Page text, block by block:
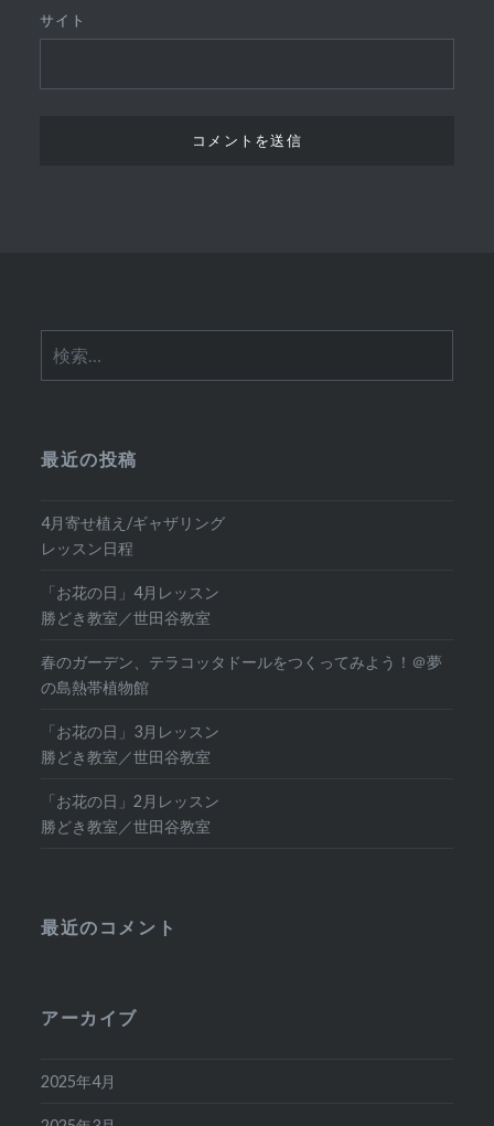
サイト
索:
最近の投稿
4月寄せ植え/ギャザリング
レッスン日程
「お花の日」4月レッスン
勝どき教室／世田谷教室
春のガーデン、テラコッタドールをつくってみよう！＠夢
の島熱帯植物館
「お花の日」3月レッスン
勝どき教室／世田谷教室
「お花の日」2月レッスン
勝どき教室／世田谷教室
最近のコメント
アーカイブ
2025年4月